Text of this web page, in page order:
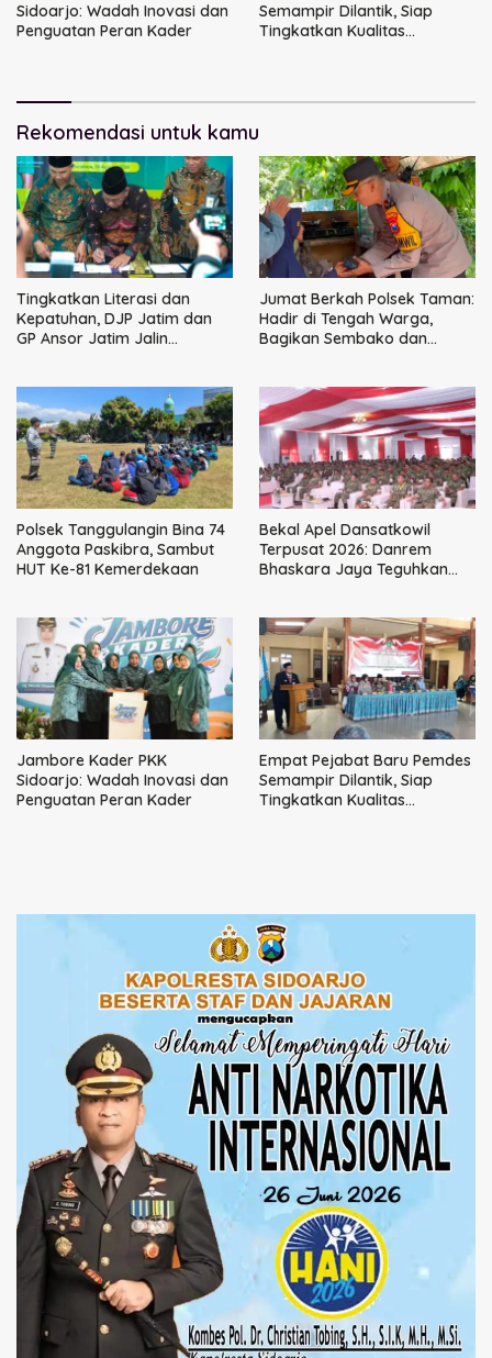
Sidoarjo: Wadah Inovasi dan
Penguatan Peran Kader
Semampir Dilantik, Siap
Tingkatkan Kualitas
Rekomendasi untuk kamu
Tingkatkan Literasi dan
Kepatuhan, DJP Jatim dan
GP Ansor Jatim Jalin
Jumat Berkah Polsek Taman:
Hadir di Tengah Warga,
Bagikan Sembako dan
Polsek Tanggulangin Bina 74
Anggota Paskibra, Sambut
HUT Ke-81 Kemerdekaan
Bekal Apel Dansatkowil
Terpusat 2026: Danrem
Bhaskara Jaya Teguhkan
Jambore Kader PKK
Sidoarjo: Wadah Inovasi dan
Penguatan Peran Kader
Empat Pejabat Baru Pemdes
Semampir Dilantik, Siap
Tingkatkan Kualitas